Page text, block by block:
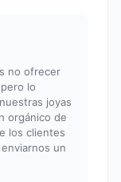
no ofrecer
lo
joyas
orgánico de
los clientes
un